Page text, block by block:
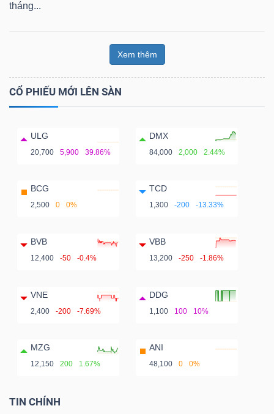
tháng...
Xem thêm
CỔ PHIẾU MỚI LÊN SÀN
ULG
20,700 5,900 39.86%
DMX
84,000 2,000 2.44%
BCG
2,500 0 0%
TCD
1,300 -200 -13.33%
BVB
12,400 -50 -0.4%
VBB
13,200 -250 -1.86%
VNE
2,400 -200 -7.69%
DDG
1,100 100 10%
MZG
12,150 200 1.67%
ANI
48,100 0 0%
TIN CHÍNH